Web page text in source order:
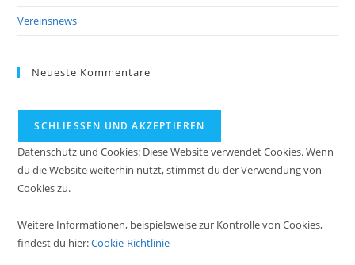
Vereinsnews
Neueste Kommentare
Datenschutz und Cookies: Diese Website verwendet Cookies. Wenn
du die Website weiterhin nutzt, stimmst du der Verwendung von
Cookies zu.
Weitere Informationen, beispielsweise zur Kontrolle von Cookies,
findest du hier:Cookie-Richtlinie